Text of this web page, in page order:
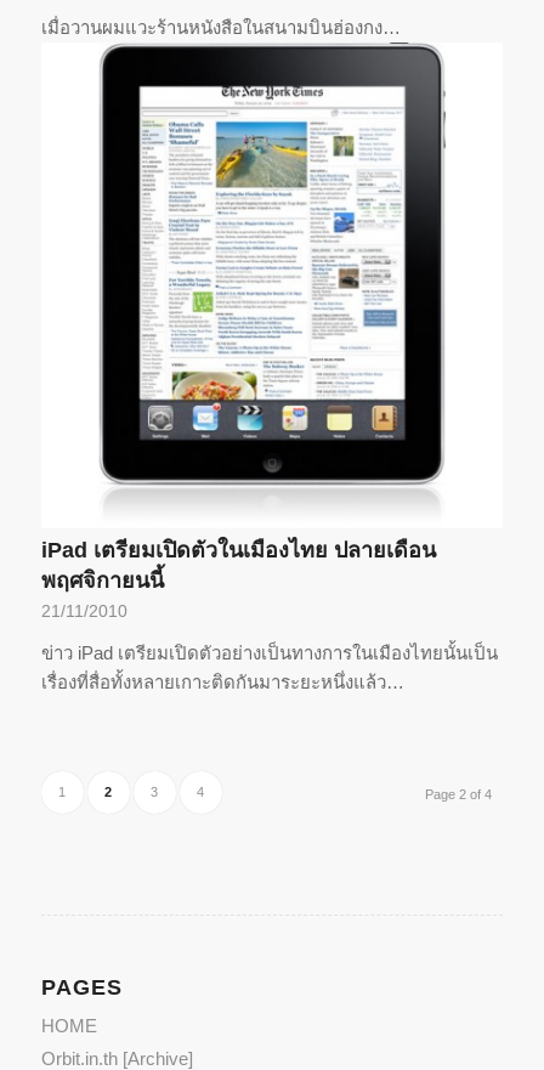
เมื่อวานผมแวะร้านหนังสือในสนามบินฮ่องกง…
iPad เตรียมเปิดตัวในเมืองไทย ปลายเดือน
พฤศจิกายนนี้
21/11/2010
ข่าว iPad เตรียมเปิดตัวอย่างเป็นทางการในเมืองไทยนั้นเป็น
เรื่องที่สื่อทั้งหลายเกาะติดกันมาระยะหนึ่งแล้ว…
Page 2 of 4
1 2 3 4
PAGES
HOME
Orbit.in.th [Archive]